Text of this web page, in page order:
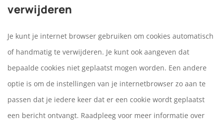
verwijderen
Je kunt je internet browser gebruiken om cookies automatisch
of handmatig te verwijderen. Je kunt ook aangeven dat
bepaalde cookies niet geplaatst mogen worden. Een andere
optie is om de instellingen van je internetbrowser zo aan te
passen dat je iedere keer dat er een cookie wordt geplaatst
een bericht ontvangt. Raadpleeg voor meer informatie over